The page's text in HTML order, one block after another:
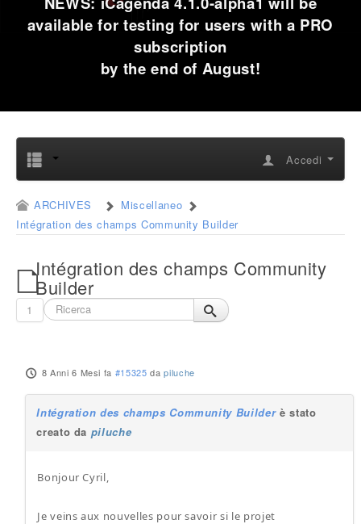
available for testing for users with a PRO
subscription
by the end of August!
Accedi
ARCHIVES
Miscellaneo
Intégration des champs Community Builder
Intégration des champs Community
Builder
1
8 Anni 6 Mesi fa #15325 dapiluche
Intégration des champs Community Builderè stato
creato da piluche
Bonjour Cyril,
Je veins aux nouvelles pour savoir si le projet